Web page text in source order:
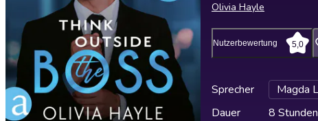
Olivia Hayle
Nutzerbewertung 5,0
Sprecher Magda
Dauer
8